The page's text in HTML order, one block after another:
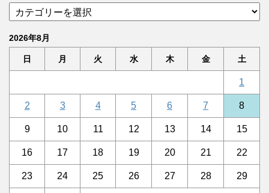
2026年8月
日 月 火 水 木 金 土
1
2 3 4 5 6 7 8
9 10 11 12 13 14 15
16 17 18 19 20 21 22
23 24 25 26 27 28 29